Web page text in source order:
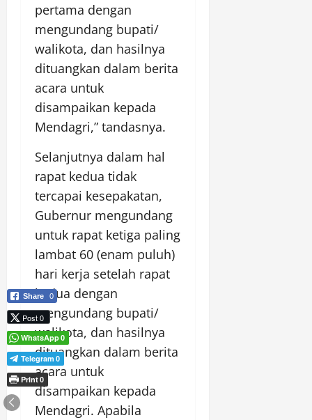
pertama dengan
mengundang bupati/
walikota, dan hasilnya
dituangkan dalam berita
acara untuk
disampaikan kepada
Mendagri,” tandasnya.
Selanjutnya dalam hal
rapat kedua tidak
tercapai kesepakatan,
Gubernur mengundang
untuk rapat ketiga paling
lambat 60 (enam puluh)
hari kerja setelah rapat
kedua dengan
mengundang bupati/
walikota, dan hasilnya
dituangkan dalam berita
acara untuk
disampaikan kepada
Mendagri. Apabila
Share 0
Post 0
WhatsApp0
Telegram 0
Print0